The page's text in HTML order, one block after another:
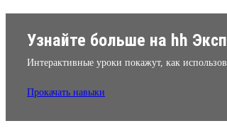
Узнайте больше на hh
Интерактивные уроки покажут, как
Прокачать навыки